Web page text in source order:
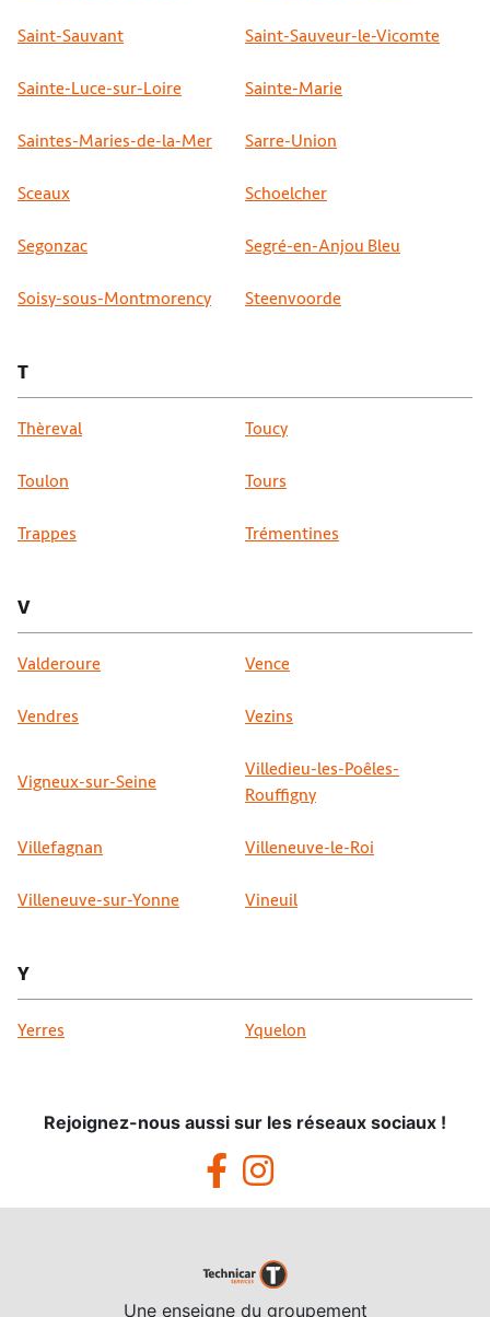
Saint-Sauvant Saint-Sauveur-le-Vicomte
Sainte-Luce-sur-Loire Sainte-Marie
Saintes-Maries-de-la-Mer Sarre-Union
Sceaux Schoelcher
Segonzac Segré-en-Anjou Bleu
Soisy-sous-Montmorency Steenvoorde
T
Thèreval Toucy
Toulon Tours
Trappes Trémentines
V
Valderoure Vence
Vendres Vezins
Vigneux-sur-Seine
Villedieu-les-Poêles-
Rouffigny
Villefagnan Villeneuve-le-Roi
Villeneuve-sur-Yonne Vineuil
Y
Yerres Yquelon
Rejoignez-nous aussi sur les réseaux sociaux !
Une enseigne du groupement